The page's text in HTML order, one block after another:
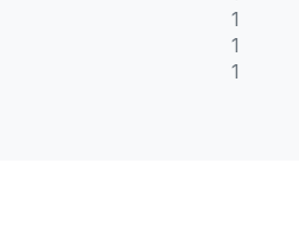
1
1
1